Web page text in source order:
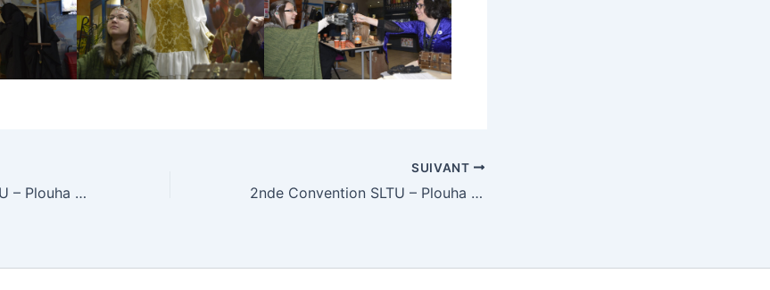
1 ère Convention SLTU – Plouha 2018
SUIVANT
2nde Convention SLTU – Plouha 2019